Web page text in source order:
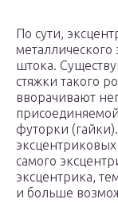
По сути,
штока.
стяжки такого
вворачивают
футорки
самого
эксцентрика,
и больше